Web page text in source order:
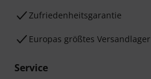
Zufriedenheitsgarantie
Europas größtes Versandlager
Service